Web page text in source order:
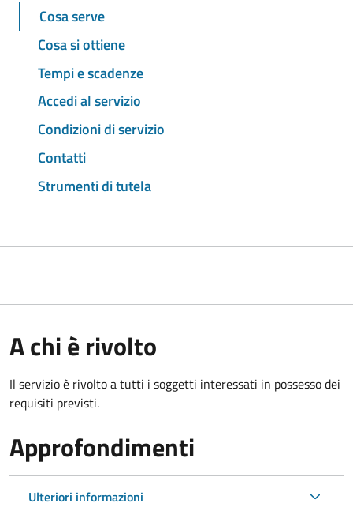
Cosa serve
Cosa si ottiene
Tempi e scadenze
Accedi al servizio
Condizioni di servizio
Contatti
Strumenti di tutela
A chi è rivolto
Il servizio è rivolto a tutti i soggetti interessati in possesso dei
requisiti previsti.
Approfondimenti
Ulteriori informazioni